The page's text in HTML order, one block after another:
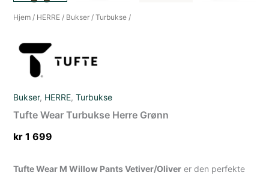
Hjem / HERRE / Bukser /Turbukse /
Bukser, HERRE,Turbukse
Tufte Wear Turbukse Herre Grønn
kr 1 699
Tufte Wear M Willow Pants Vetiver/Oliver er den perfekte